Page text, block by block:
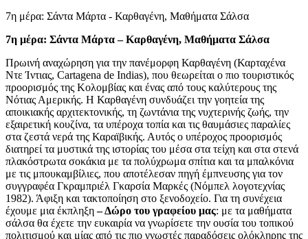
7η μέρα: Σάντα Μάρτα - Καρθαγένη, Μαθήματα Σάλσα
7η μέρα: Σάντα Μάρτα – Καρθαγένη, Μαθήματα Σάλσα
Πρωινή αναχώρηση για την πανέμορφη Καρθαγένη (Καρταχένα
Ντε Ίντιας, Cartagena de Indias), που θεωρείται ο πιο τουριστικός
προορισμός της Κολομβίας και ένας από τους καλύτερους της
Νότιας Αμερικής. Η Καρθαγένη συνδυάζει την γοητεία της
αποικιακής αρχιτεκτονικής, τη ζωντάνια της νυχτερινής ζωής, την
εξαιρετική κουζίνα, τα υπέροχα τοπία και τις θαυμάσιες παραλίες
στα ζεστά νερά της Καραϊβικής. Αυτός ο υπέροχος προορισμός
διατηρεί τα μυστικά της ιστορίας του μέσα στα τείχη και στα στενά
πλακόστρωτα σοκάκια με τα πολύχρωμα σπίτια και τα μπαλκόνια
με τις μπουκαμβίλιες, που αποτέλεσαν πηγή έμπνευσης για τον
συγγραφέα Γκραμπριέλ Γκαρσία Μαρκές (Νόμπελ λογοτεχνίας
1982). Άφιξη και τακτοποίηση στο ξενοδοχείο. Για τη συνέχεια
έχουμε μια έκπληξη– Δώρο του γραφείου μας: με τα μαθήματα
σάλσα θα έχετε την ευκαιρία να γνωρίσετε την ουσία του τοπικού
πολιτισμού και μίας από τις πιο γνωστές παραδόσεις ολόκληρης της